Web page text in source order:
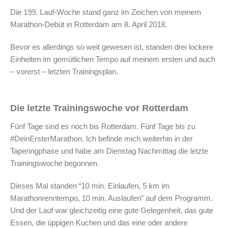
Die 199. Lauf-Woche stand ganz im Zeichen von meinem
Marathon-Debüt in Rotterdam am 8. April 2018.
Bevor es allerdings so weit gewesen ist, standen drei lockere
Einheiten im gemütlichen Tempo auf meinem ersten und auch
– vorerst – letzten Trainingsplan.
Die letzte Trainingswoche vor Rotterdam
Fünf Tage sind es noch bis Rotterdam. Fünf Tage bis zu
#DeinErsterMarathon. Ich befinde mich weiterhin in der
Taperingphase und habe am Dienstag Nachmittag die letzte
Trainingswoche begonnen.
Dieses Mal standen “10 min. Einlaufen, 5 km im
Marathonrenntempo, 10 min. Auslaufen” auf dem Programm.
Und der Lauf war gleichzeitig eine gute Gelegenheit, das gute
Essen, die üppigen Kuchen und das eine oder andere